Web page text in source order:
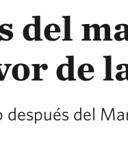
del
de
después del